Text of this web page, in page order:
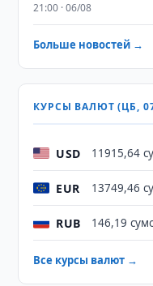
21:00 · 06/08
Больше новостей →
КУРСЫ ВАЛЮТ (ЦБ,
USD 11915,64
EUR 13749,46
RUB 146,19
Все курсы валют →